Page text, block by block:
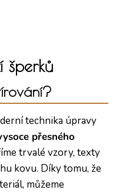
šperků
technika úpravy
přesného
trvalé vzory, texty
kovu. Díky tomu, že
můžeme